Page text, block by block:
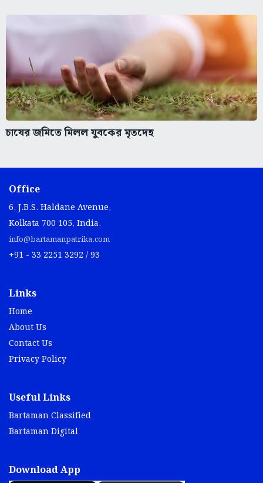
চাষের জমিতে মিলল যুবকের মৃতদেহ
Office
6, J.B.S. Haldane Avenue,
Kolkata 700 105, India.
info@bartamanpatrika.com
+91 - 33 2251 3292 / 93
Links
Home
About Us
Contact Us
Privacy Policy
Useful Links
Bartaman Classified
Bartaman Digital
Download App